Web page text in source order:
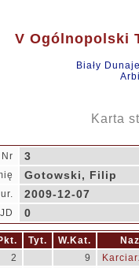
V Ogólnopolski
Biały
Karta
Nr 3
Gotowski, Filip
2009-12-07
0
Tyt. W.Kat.
2 9